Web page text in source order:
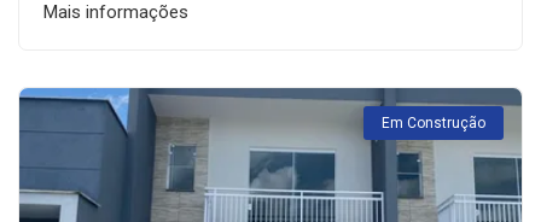
Mais informações
Em Construção